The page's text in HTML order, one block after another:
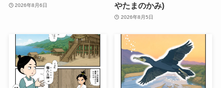
2026年8月6日
やたまのかみ)
2026年8月5日